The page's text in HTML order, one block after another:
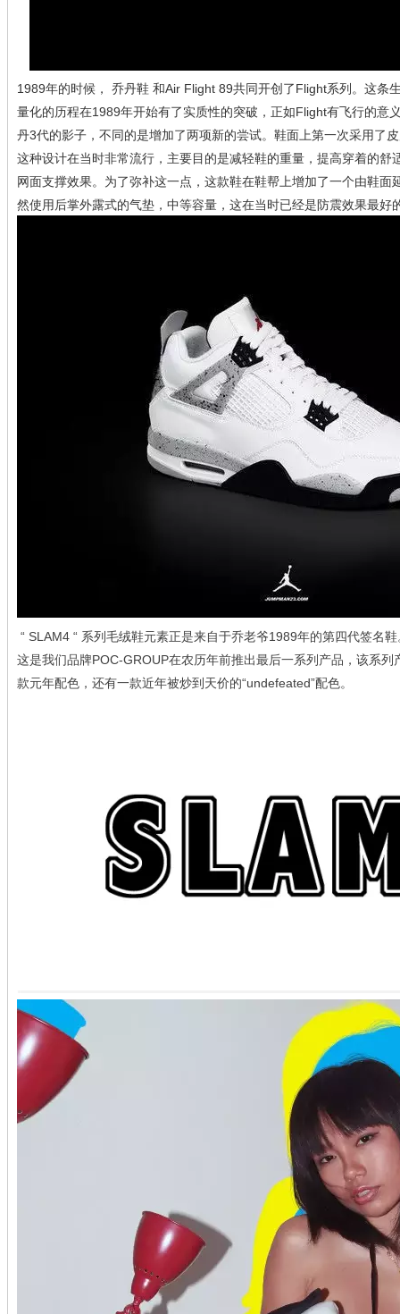
1989年的时候， 乔丹鞋 和Air Flight 89共同开创了Flight系列。这条
量化的历程在1989年开始有了实质性的突破，正如Flight有飞行的意
丹3代的影子，不同的是增加了两项新的尝试。鞋面上第一次采用了
这种设计在当时非常流行，主要目的是减轻鞋的重量，提高穿着的舒
网面支撑效果。为了弥补这一点，这款鞋在鞋帮上增加了一个由鞋面
然使用后掌外露式的气垫，中等容量，这在当时已经是防震效果最好
“ SLAM4 “ 系列毛绒鞋元素正是来自于乔老爷1989年的第四代签名鞋
这是我们品牌POC-GROUP在农历年前推出最后一系列产品，该系列
款元年配色，还有一款近年被炒到天价的“undefeated”配色。